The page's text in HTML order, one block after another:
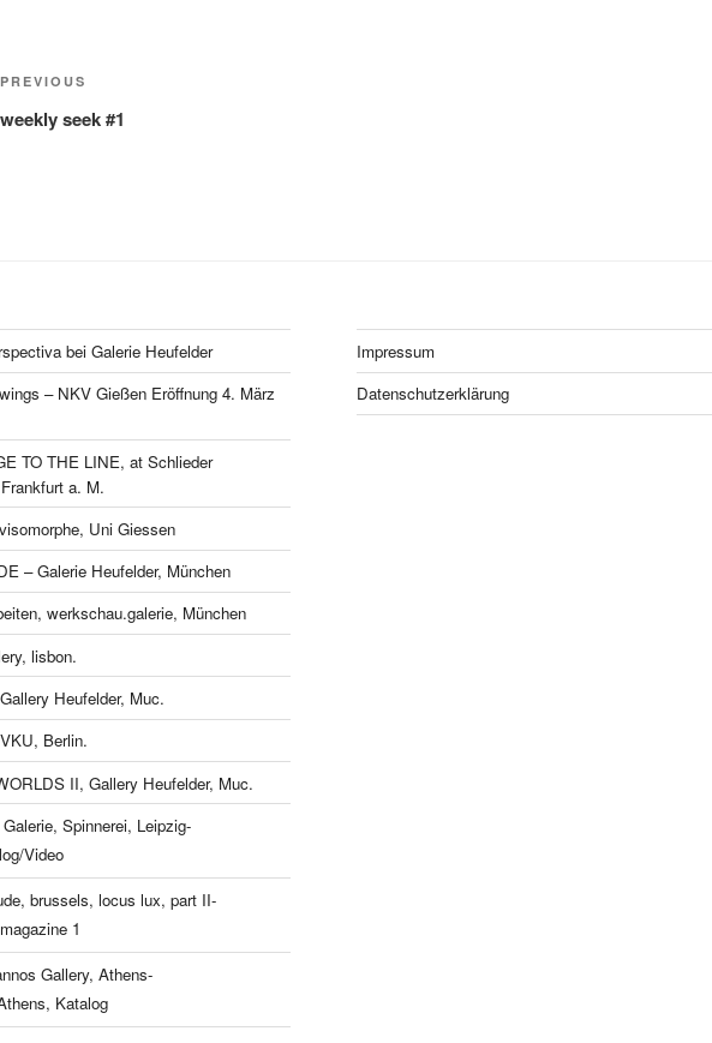
Post
navigation
Previous
Post
PREVIOUS
weekly seek #1
bei Galerie Heufelder
– NKV Gießen Eröffnung 4. März
TO THE LINE, at Schlieder
a. M.
Uni Giessen
– Galerie Heufelder, München
werkschau.galerie, München
lisbon.
Heufelder, Muc.
Berlin.
II, Gallery Heufelder, Muc.
Spinnerei, Leipzig-
Video
brussels, locus lux, part II-
1
Gallery, Athens-
Katalog
Impressum
Datenschutzerklärung